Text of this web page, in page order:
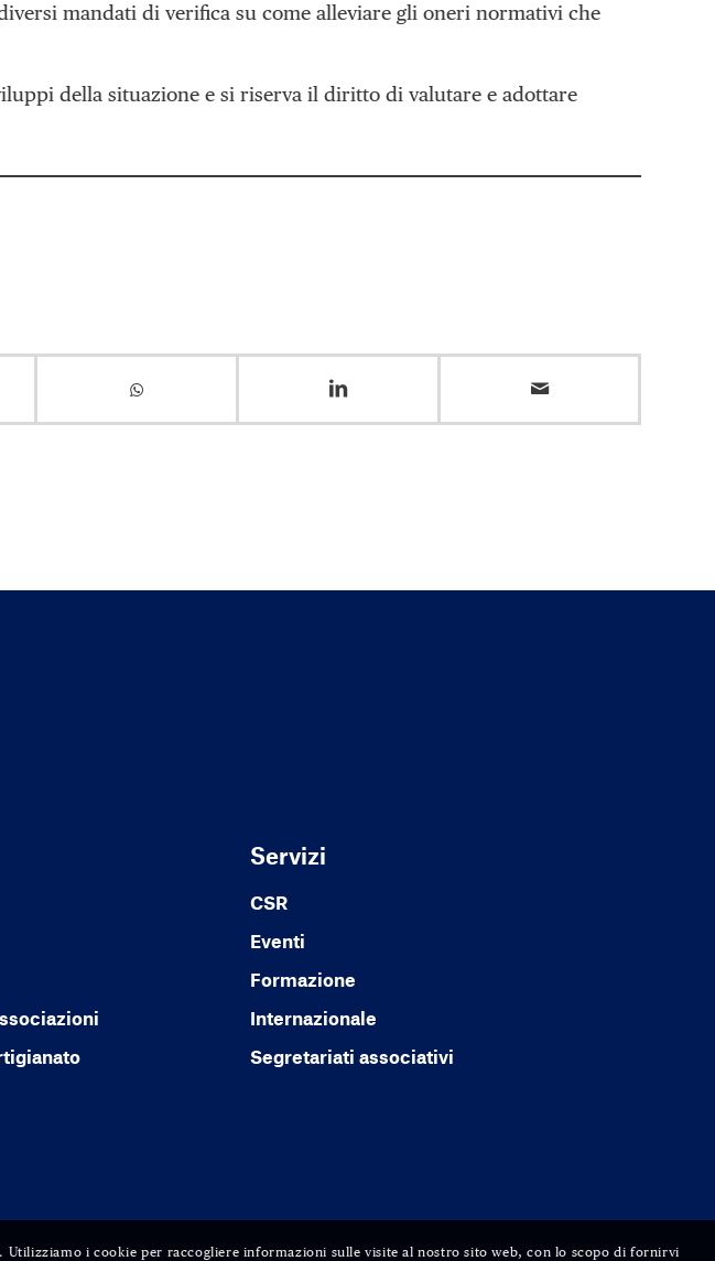
mandati di verifica su come alleviare gli oneri normativi che
della situazione e si riserva il diritto di valutare e adottare
Servizi
CSR
Eventi
Formazione
Internazionale
Segretariati associativi
i cookie per raccogliere informazioni sulle visite al nostro sito web, con lo scopo di fornirvi